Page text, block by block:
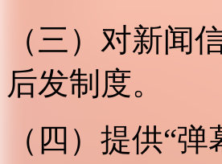
（三）对新闻
后发制度。
（四）提供“